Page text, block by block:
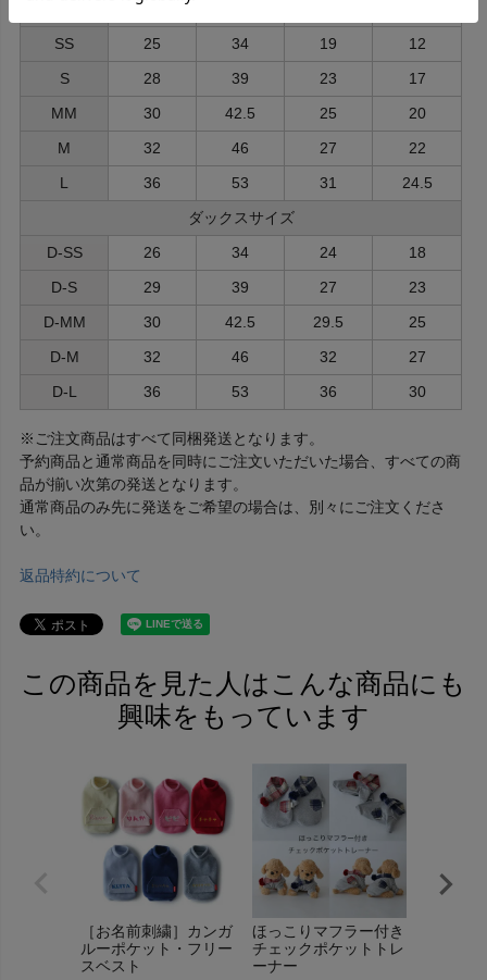
SS
25 34 19
12
S
28 39 23
17
MM
30 42.5 25
20
M
32 46 27
22
L
36 53 31
24.5
ダックスサイズ
D-SS
26 34 24
18
D-S
29 39 27
23
D-MM
30 42.5 29.5
25
D-M
32 46 32
27
D-L
36 53 36 30
※ご注文商品はすべて同梱発送となります。
予約商品と通常商品を同時にご注文いただいた場合、すべての商
品が揃い次第の発送となります。
通常商品のみ先に発送をご希望の場合は、別々にご注文くださ
い。
返品特約について
この商品を見た人はこんな商品にも
興味をもっています
［お名前刺繍］カンガ
ルーポケット・フリー
スベスト
ほっこりマフラー付き
チェックポケットトレ
ーナー